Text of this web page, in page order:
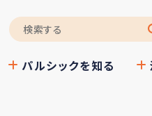
パルシックを知る